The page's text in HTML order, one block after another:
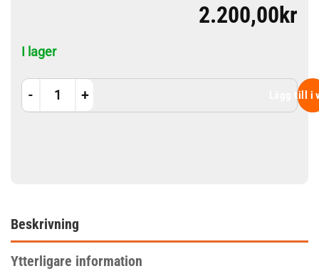
2.200,00kr
I lager
Elförzinkning startpaket - mellan utan labbagregat mängd
Lägg till i
Beskrivning
Ytterligare information